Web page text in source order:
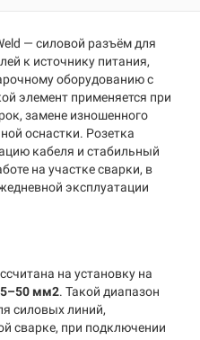
— силовой разъём для
к источнику питания,
оборудованию с
элемент применяется при
замене изношенного
оснастки. Розетка
кабеля и стабильный
на участке сварки, в
эксплуатации
на установку на
мм2. Такой диапазон
силовых линий,
сварке, при подключении